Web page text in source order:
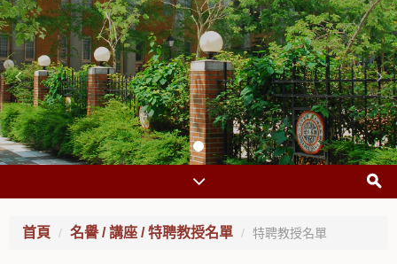
首頁 名譽 / 講座 / 特聘教授名單 特聘教授名單